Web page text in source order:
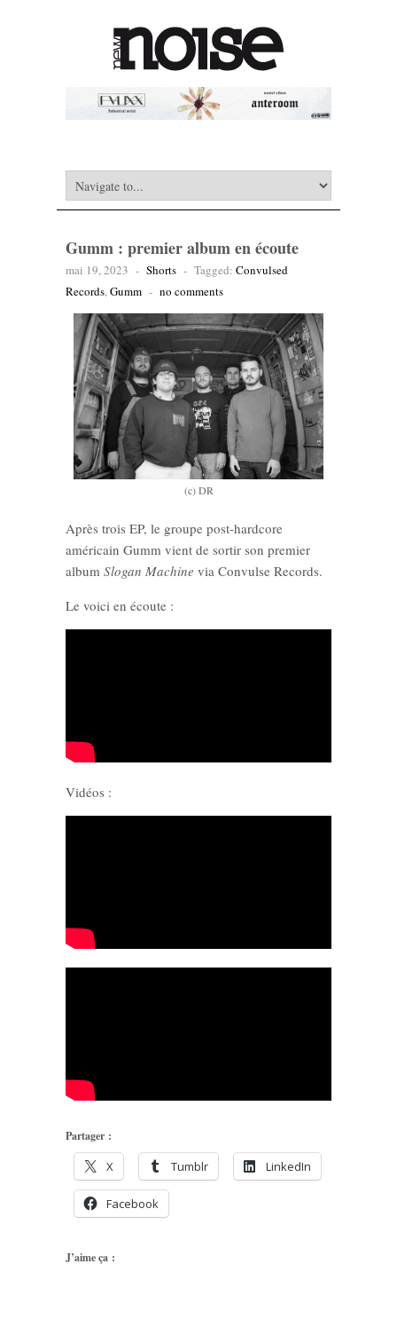
Gumm : premier album en écoute
mai 19, 2023 - Shorts - Tagged: Convulsed
Records,Gumm - no comments
(c) DR
Après trois EP, le groupe post-hardcore
américain Gumm vient de sortir son premier
album Slogan Machine via Convulse Records.
Le voici en écoute :
Vidéos :
Partager :
X Tumblr LinkedIn
Facebook
J’aime ça :